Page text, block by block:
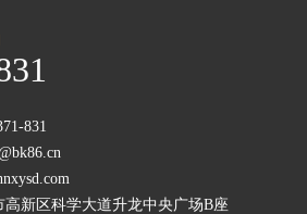
831
高新区科学大道升龙中央广场B座